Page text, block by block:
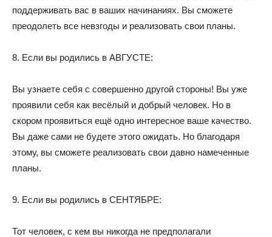
поддерживать вас в ваших начинаниях. Вы сможете
преодолеть все невзгоды и реализовать свои планы.
8. Если вы родились в АВГУСТЕ:
Вы узнаете себя с совершенно другой стороны! Вы уже
проявили себя как весёлый и добрый человек. Но в
скором проявиться ещё одно интересное ваше качество.
Вы даже сами не будете этого ожидать. Но благодаря
этому, вы сможете реализовать свои давно намеченные
планы.
9. Если вы родились в СЕНТЯБРЕ:
Тот человек, с кем вы никогда не предполагали